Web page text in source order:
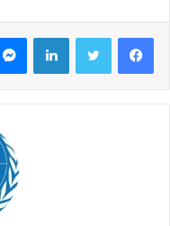
فيسبوك لينكدإن